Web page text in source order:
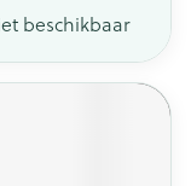
beschikbaar